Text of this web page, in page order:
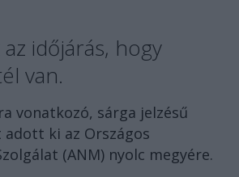
időjárás, hogy
van.
vonatkozó, sárga jelzésű
ki az Országos
(ANM) nyolc megyére.